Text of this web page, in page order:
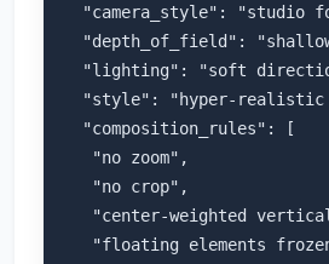
"camera_style": "studio
"depth_of_field":
"lighting": "soft
"style": "hyper-realistic
"composition_rules": [
"no zoom",
"no crop",
"center-weighted
"floating elements